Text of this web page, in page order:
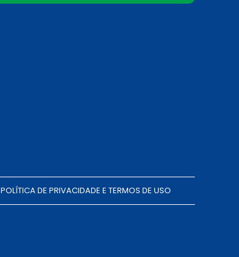
POLÍTICA DE PRIVACIDADE E TERMOS DE USO